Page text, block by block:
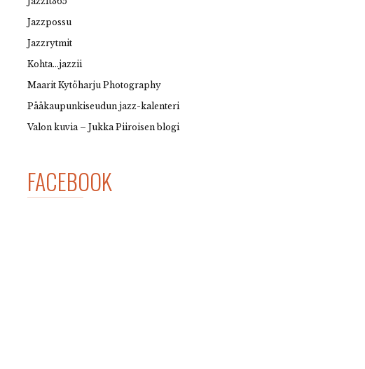
Jazzpossu
Jazzrytmit
Kohta…jazzii
Maarit Kytöharju Photography
Pääkaupunkiseudun jazz-kalenteri
Valon kuvia – Jukka Piiroisen blogi
FACEBOOK